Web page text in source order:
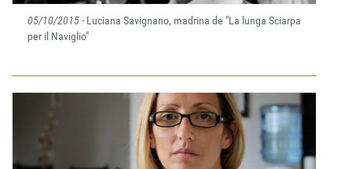
05/10/2015- Luciana Savignano, madrina de "La lunga Sciarpa
per il Naviglio"